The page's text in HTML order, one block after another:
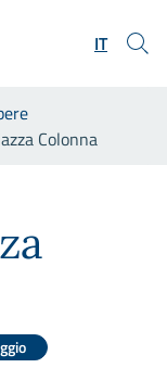
IT
Colonna